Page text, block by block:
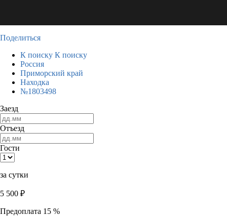
Поделиться
К поиску К поиску
Россия
Приморский край
Находка
№1803498
Заезд
Отъезд
Гости
за сутки
5 500 ₽
Предоплата 15 %